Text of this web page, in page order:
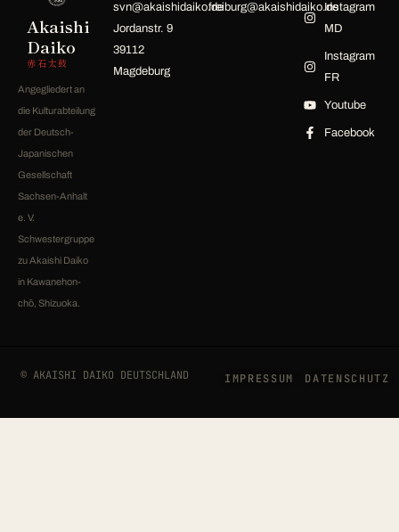
Akaishi
Daiko
赤石太鼓
Angegliedert an
die Kulturabteilung
der Deutsch-
Japanischen
Gesellschaft
Sachsen-Anhalt
e. V.
Schwestergruppe
zu Akaishi Daiko
in Kawanehon-
chō, Shizuoka.
svn@akaishidaiko.de
Jordanstr. 9
39112
Magdeburg
freiburg@akaishidaiko.deInstagram
MD
Instagram
FR
Youtube
Facebook
© AKAISHI DAIKO DEUTSCHLAND DATENSCHUTZ
IMPRESSUM